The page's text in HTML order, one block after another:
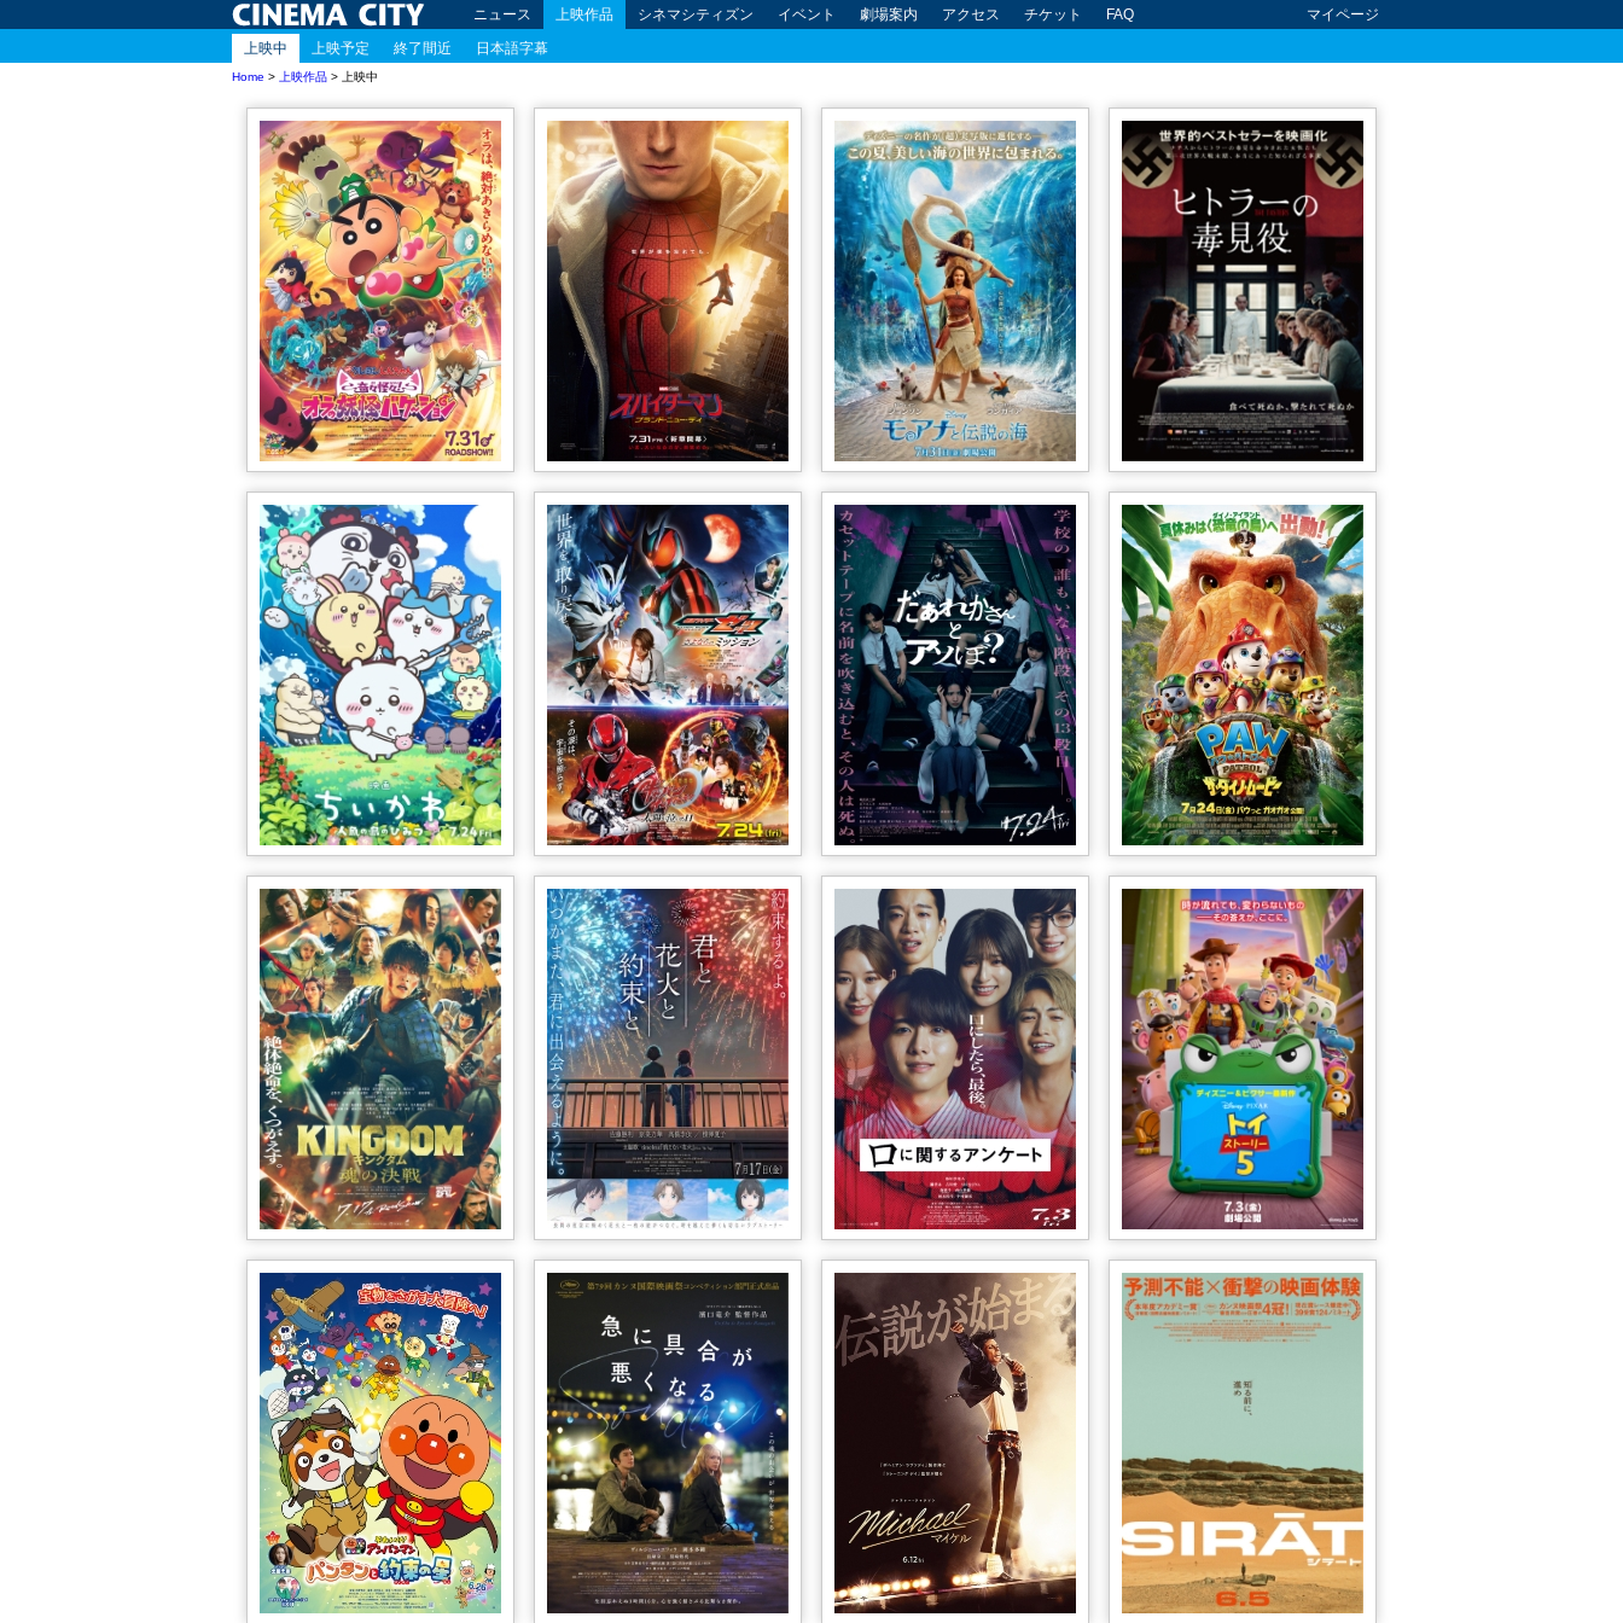
ニュース 上映作品 シネマシティズン イベント 劇場案内 アクセス チケット FAQ
マイページ
上映中
上映予定 終了間近 日本語字幕
Home > 上映作品 > 上映中